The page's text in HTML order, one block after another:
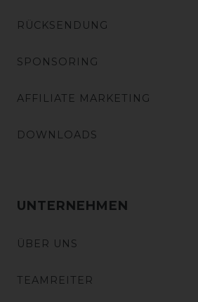
RÜCKSENDUNG
SPONSORING
AFFILIATE MARKETING
DOWNLOADS
UNTERNEHMEN
ÜBER UNS
TEAMREITER